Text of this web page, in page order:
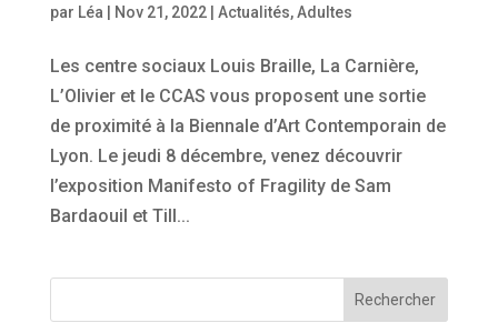
par Léa Nov 21, 2022| Actualités,Adultes
Les centre sociaux Louis Braille, La Carnière,
L’Olivier et le CCAS vous proposent une sortie
de proximité à la Biennale d’Art Contemporain de
Lyon. Le jeudi 8 décembre, venez découvrir
l’exposition Manifesto of Fragility de Sam
Bardaouil et Till...
Rechercher